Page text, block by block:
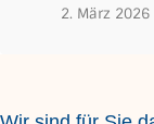
2. März 2026